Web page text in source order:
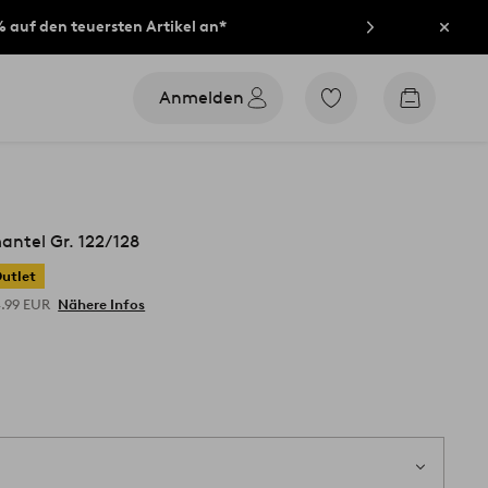
auf den teuersten Artikel an*
Anmelden
Zu
Zum
Gr. 122/128
EUR Nähere Infos